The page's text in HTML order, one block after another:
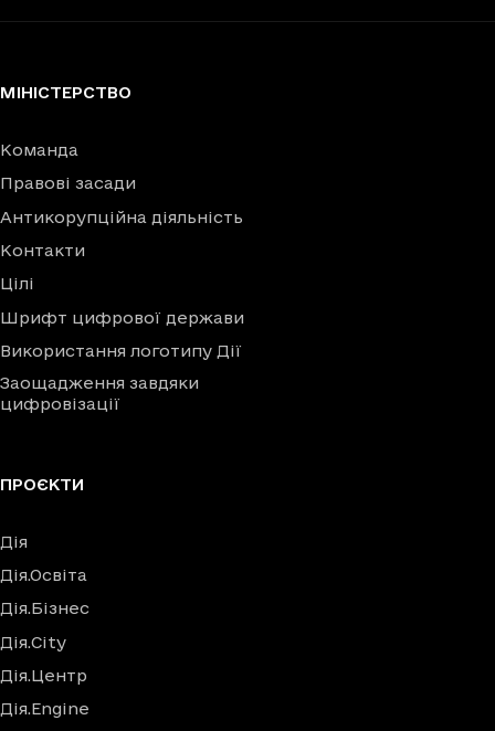
МІНІСТЕРСТВО
Команда
Правові засади
Антикорупційна діяльність
Контакти
Цілі
Шрифт цифрової держави
Використання логотипу Дії
Заощадження завдяки
цифровізації
ПРОЄКТИ
Дія
Дія.Освіта
Дія.Бізнес
Дія.City
Дія.Центр
Дія.Engine